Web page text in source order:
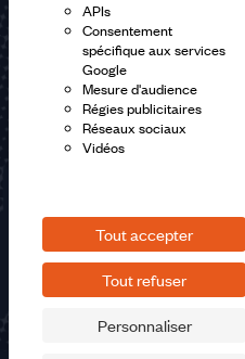
APIs
Consentement
spécifique aux services
Google
Mesure d'audience
Régies publicitaires
Réseaux sociaux
Vidéos
Tout accepter
Tout refuser
Personnaliser
En m'inscrivant à la newsletter,
lapolitique de